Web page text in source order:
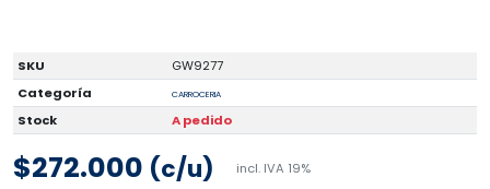
SKU
GW9277
Categoría
CARROCERIA
Stock A pedido
$272.000 (c/u) incl. IVA 19%